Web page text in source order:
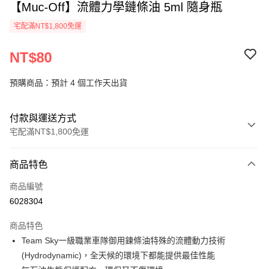
【Muc-Off】流體力學鏈條油 5ml 隨身瓶
宅配滿NT$1,800免運
NT$80
預購商品：預計 4 個工作天出貨
付款與運送方式
宅配滿NT$1,800免運
信用卡一次付款
信用卡分期付款
合作金庫商業銀行
華南商業銀行
彰化商業銀行
上海商業儲蓄銀行
台北富邦商業銀行
6 期 0 利率 每期
華南商業銀行
彰化商業銀行
LINE Pay
商品特色
商品編號
6028304
商品特色
Team Sky一級職業車隊御用鍊條油特殊的流體動力技術
(Hydrodynamic)，全天候的環境下都能提供最佳性能